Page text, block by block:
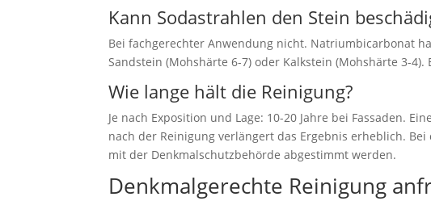
Kann Sodastrahlen den Stein
Bei fachgerechter Anwendung nicht. Natriumbicarbonat
Sandstein (Mohshärte 6-7) oder Kalkstein (Mohshärte 3-
Wie lange hält die Reinigung?
Je nach Exposition und Lage: 10-20 Jahre bei Fassaden.
nach der Reinigung verlängert das Ergebnis erheblich.
mit der Denkmalschutzbehörde abgestimmt werden.
Denkmalgerechte Reinigung